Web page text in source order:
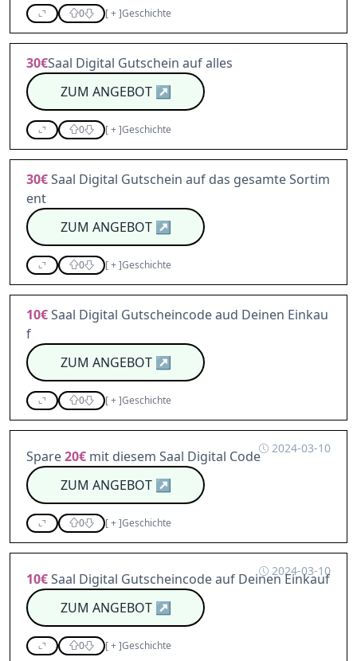
0 [+]Geschichte
30€Saal Digital Gutschein auf alles
ZUM ANGEBOT↗
0 [+]Geschichte
30€Saal Digital Gutschein auf das gesamte Sortim
ent
ZUM ANGEBOT↗
0 [+]Geschichte
10€Saal Digital Gutscheincode aud Deinen Einkau
f
ZUM ANGEBOT↗
0 [+]Geschichte
2024-03-10
Spare20€ mit diesem Saal Digital Code
ZUM ANGEBOT↗
0 [+]Geschichte
2024-03-10
10€Saal Digital Gutscheincode auf Deinen Einkauf
ZUM ANGEBOT↗
0 [+]Geschichte